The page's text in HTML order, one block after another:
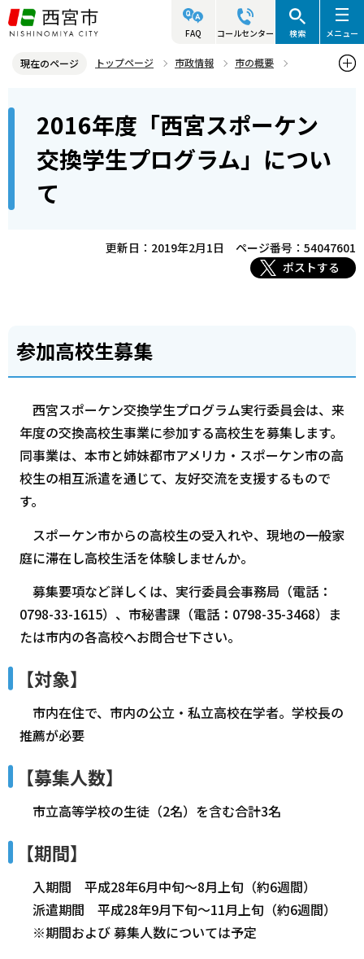
こ
の
ジ
す
FAQ コールセンター 検索 メニュー
現在のページ トップページ 市政情報
市の概要
姉妹都市 スポーケン市（アメリカ・ワシントン州）
2016年度「西宮スポーケン交換学生プログラム」について
ら
2016年度「西宮スポーケン
交換学生プログラム」につい
て
更新日：2019年2月1日
ページ番号：54047601
ポストする
参加高校生募集
西宮スポーケン交換学生プログラム実行委員会は、来
年度の交換高校生事業に参加する高校生を募集します。
同事業は、本市と姉妹都市アメリカ・スポーケン市の高
校生の相互派遣を通じて、友好交流を支援するもので
す。
スポーケン市からの高校生の受入れや、現地の一般家
庭に滞在し高校生活を体験しませんか。
募集要項など詳しくは、実行委員会事務局（電話：
0798-33-1615）、市秘書課（電話：0798-35-3468）ま
たは市内の各高校へお問合せ下さい。
【対象】
市内在住で、市内の公立・私立高校在学者。学校長の
推薦が必要
【募集人数】
市立高等学校の生徒（2名）を含む合計3名
【期間】
入期間 平成28年6月中旬～8月上旬（約6週間）
派遣期間 平成28年9月下旬～11月上旬（約6週間）
※期間および 募集人数については予定